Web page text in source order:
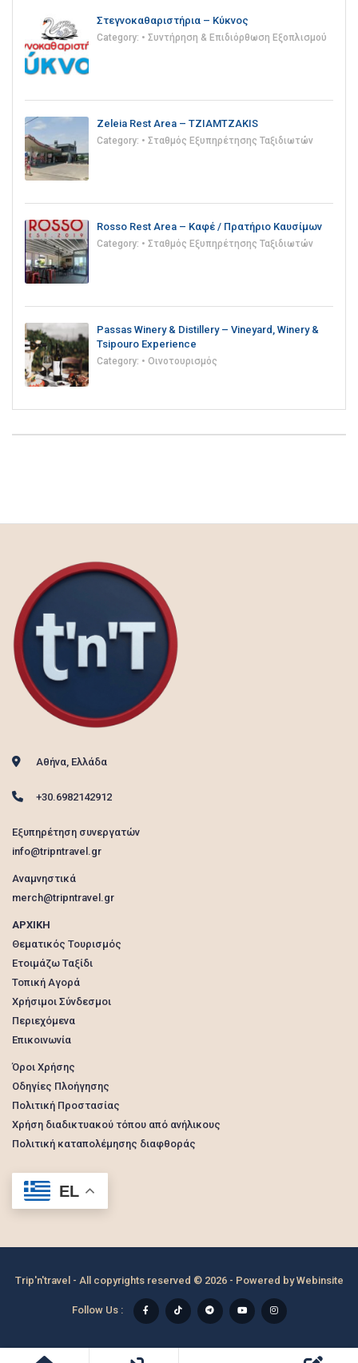
Στεγνοκαθαριστήρια – Κύκνος
Category: • Συντήρηση & Επιδιόρθωση Εξοπλισμού
Zeleia Rest Area – TZIAMTZAKIS
Category: • Σταθμός Εξυπηρέτησης Ταξιδιωτών
Rosso Rest Area – Καφέ / Πρατήριο Καυσίμων
Category: • Σταθμός Εξυπηρέτησης Ταξιδιωτών
Passas Winery & Distillery – Vineyard, Winery &
Tsipouro Experience
Category: • Οινοτουρισμός
Αθήνα, Ελλάδα
+30.6982142912
Εξυπηρέτηση συνεργατών
info@tripntravel.gr
Αναμνηστικά
merch@tripntravel.gr
ΑΡΧΙΚΗ
Θεματικός Τουρισμός
Ετοιμάζω Ταξίδι
Τοπική Αγορά
Χρήσιμοι Σύνδεσμοι
Περιεχόμενα
Επικοινωνία
Όροι Χρήσης
Οδηγίες Πλοήγησης
Πολιτική Προστασίας
Χρήση διαδικτυακού τόπου από ανήλικους
Πολιτική καταπολέμησης διαφθοράς
EL
Trip'n'travel - All copyrights reserved © 2026 - Powered byWebinsite
Follow Us :